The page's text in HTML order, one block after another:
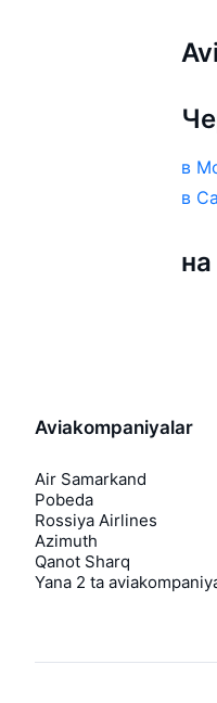
в
в
Aviakompaniyalar
Air Samarkand
Pobeda
Rossiya Airlines
Azimuth
Qanot Sharq
Yana 2 ta